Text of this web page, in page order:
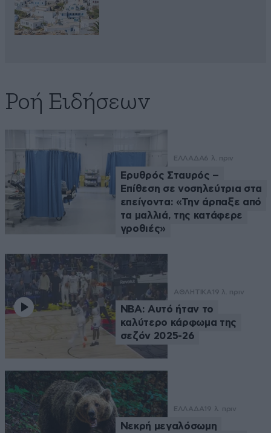
Ροή Ειδήσεων
ΕΛΛΑΔΑ6 λ. πριν
Ερυθρός Σταυρός –
Επίθεση σε νοσηλεύτρια στα
επείγοντα: «Την άρπαξε από
τα μαλλιά, της κατάφερε
γροθιές»
ΑΘΛΗΤΙΚΑ 19 λ. πριν
NBA: Αυτό ήταν το
καλύτερο κάρφωμα της
σεζόν 2025-26
ΕΛΛΑΔΑ 19 λ. πριν
Νεκρή μεγαλόσωμη